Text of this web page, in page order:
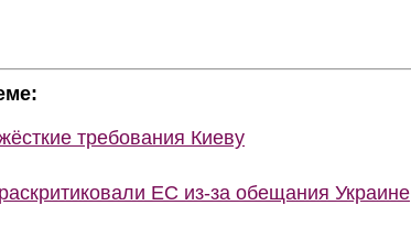
требования Киеву
ЕС из-за обещания Украине